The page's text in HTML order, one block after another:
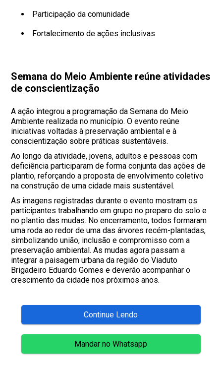
Participação da comunidade
Fortalecimento de ações inclusivas
Semana do Meio Ambiente reúne atividades
de conscientização
A ação integrou a programação da Semana do Meio
Ambiente realizada no município. O evento reúne
iniciativas voltadas à preservação ambiental e à
conscientização sobre práticas sustentáveis.
Ao longo da atividade, jovens, adultos e pessoas com
deficiência participaram de forma conjunta das ações de
plantio, reforçando a proposta de envolvimento coletivo
na construção de uma cidade mais sustentável.
As imagens registradas durante o evento mostram os
participantes trabalhando em grupo no preparo do solo e
no plantio das mudas. No encerramento, todos formaram
uma roda ao redor de uma das árvores recém-plantadas,
simbolizando união, inclusão e compromisso com a
preservação ambiental. As mudas agora passam a
integrar a paisagem urbana da região do Viaduto
Brigadeiro Eduardo Gomes e deverão acompanhar o
crescimento da cidade nos próximos anos.
Continue Lendo
Mandar no Whatsapp